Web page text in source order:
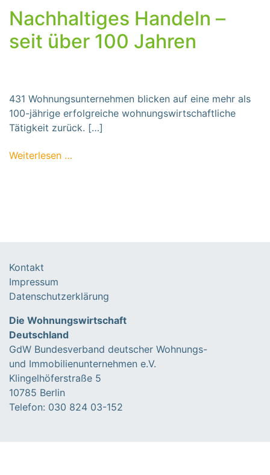
Nachhaltiges Handeln –
seit über 100 Jahren
431 Wohnungsunternehmen blicken auf eine mehr als
100-jährige erfolgreiche wohnungswirtschaftliche
Tätigkeit zurück. […]
Weiterlesen …
Kontakt
Impressum
Datenschutzerklärung
Die Wohnungswirtschaft
Deutschland
GdW Bundesverband deutscher Wohnungs-
und Immobilienunternehmen e.V.
Klingelhöferstraße 5
10785 Berlin
Telefon: 030 824 03-152